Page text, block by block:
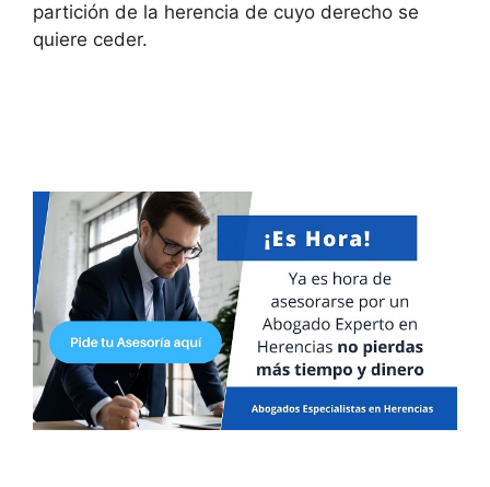
partición de la herencia de cuyo derecho se
quiere ceder.